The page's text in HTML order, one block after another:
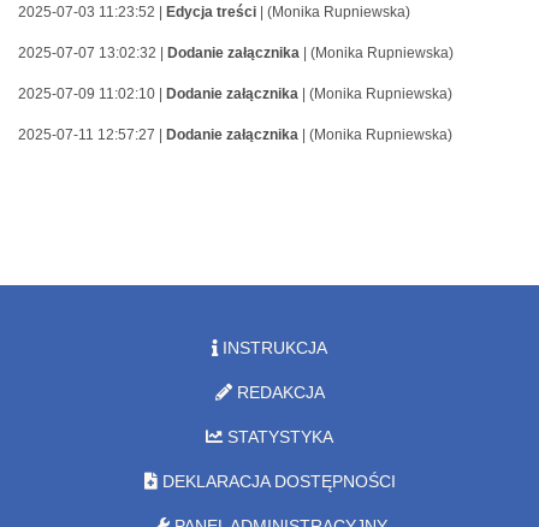
2025-07-03 11:23:52 | Edycja treści | (Monika Rupniewska)
2025-07-07 13:02:32 | Dodanie załącznika | (Monika Rupniewska)
2025-07-09 11:02:10 | Dodanie załącznika | (Monika Rupniewska)
2025-07-11 12:57:27 | Dodanie załącznika | (Monika Rupniewska)
INSTRUKCJA
REDAKCJA
STATYSTYKA
DEKLARACJA DOSTĘPNOŚCI